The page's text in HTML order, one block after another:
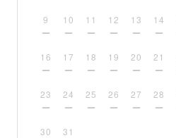
9 10 11 12 13 14
16 17 18 19 20 21
23 24 25 26 27 28
30 31